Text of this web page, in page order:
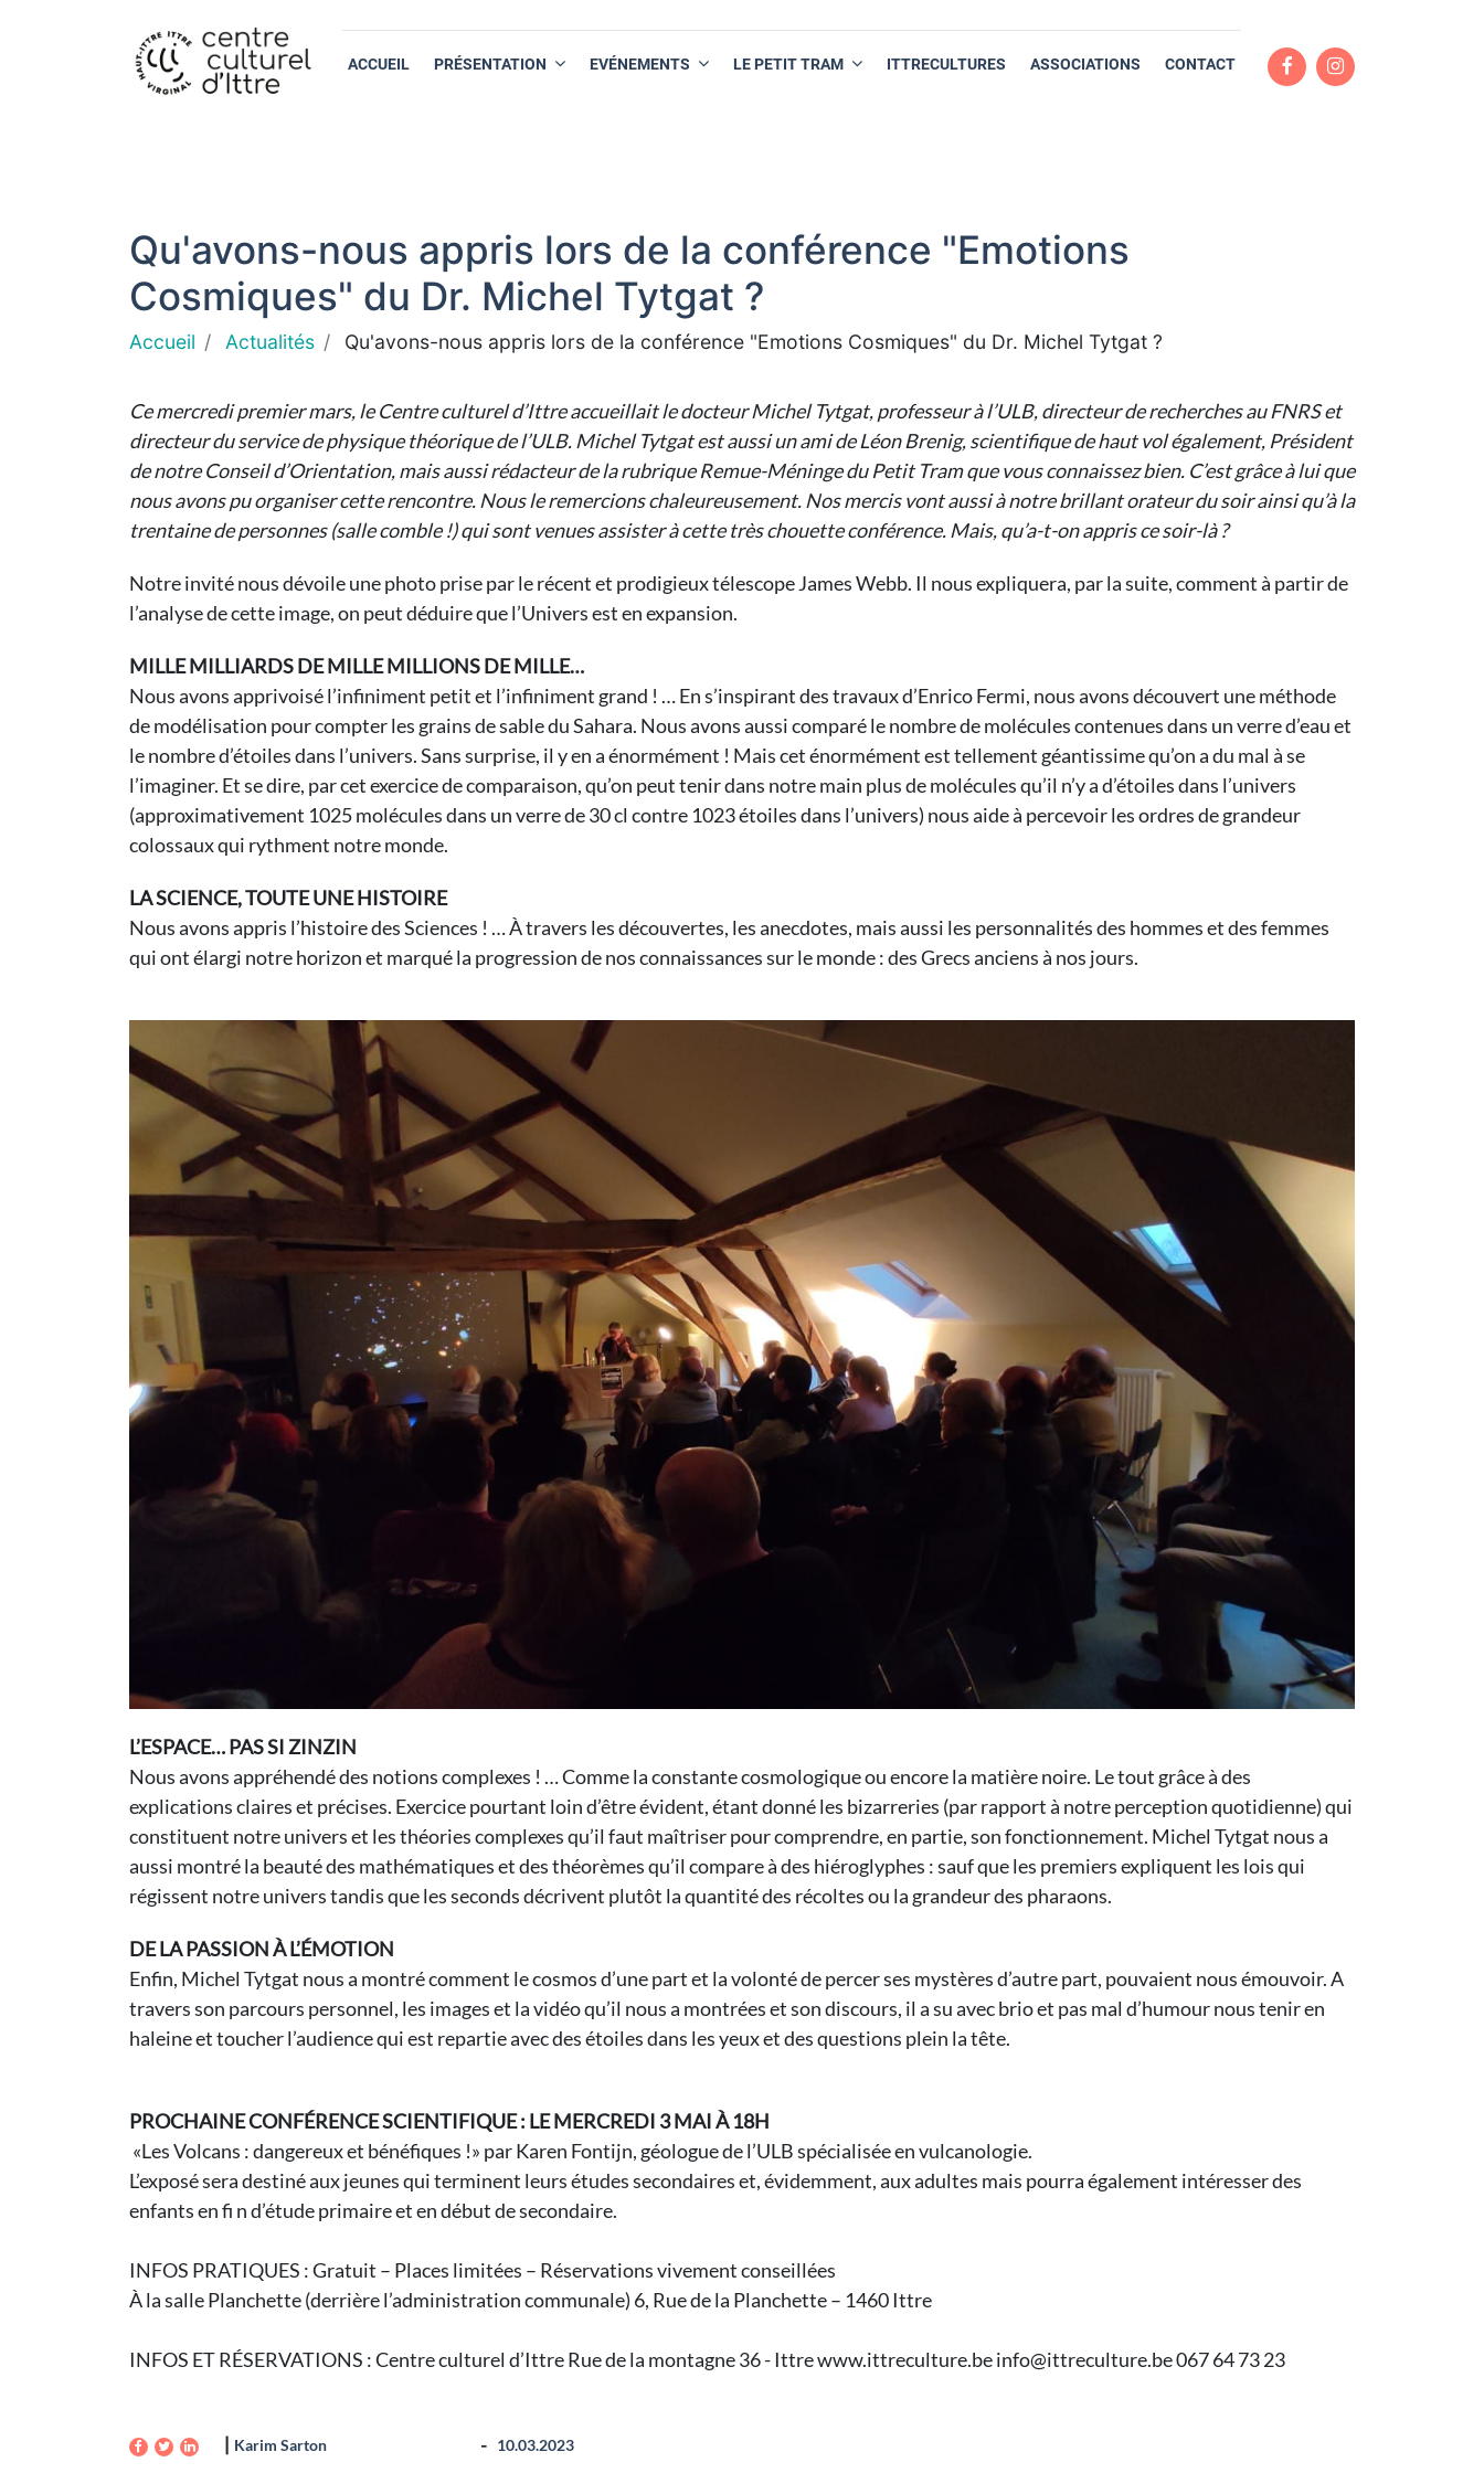
ACCUEIL PRÉSENTATION EVÉNEMENTS LE PETIT TRAM ITTRECULTURES ASSOCIATIONS CONTACT
Qu'avons-nous appris lors de la conférence "Emotions
Cosmiques" du Dr. Michel Tytgat ?
Accueil Actualités Qu'avons-nous appris lors de la conférence "Emotions Cosmiques" du Dr. Michel Tytgat ?
Ce mercredi premier mars, le Centre culturel d’Ittre accueillait le docteur Michel Tytgat, professeur à l’ULB, directeur de recherches au FNRS et
directeur du service de physique théorique de l’ULB. Michel Tytgat est aussi un ami de Léon Brenig, scientifique de haut vol également, Président
de notre Conseil d’Orientation, mais aussi rédacteur de la rubrique Remue-Méninge du Petit Tram que vous connaissez bien. C’est grâce à lui que
nous avons pu organiser cette rencontre. Nous le remercions chaleureusement. Nos mercis vont aussi à notre brillant orateur du soir ainsi qu’à la
trentaine de personnes (salle comble !) qui sont venues assister à cette très chouette conférence. Mais, qu’a-t-on appris ce soir-là ?
Notre invité nous dévoile une photo prise par le récent et prodigieux télescope James Webb. Il nous expliquera, par la suite, comment à partir de
l’analyse de cette image, on peut déduire que l’Univers est en expansion.
MILLE MILLIARDS DE MILLE MILLIONS DE MILLE…
Nous avons apprivoisé l’infiniment petit et l’infiniment grand ! … En s’inspirant des travaux d’Enrico Fermi, nous avons découvert une méthode
de modélisation pour compter les grains de sable du Sahara. Nous avons aussi comparé le nombre de molécules contenues dans un verre d’eau et
le nombre d’étoiles dans l’univers. Sans surprise, il y en a énormément ! Mais cet énormément est tellement géantissime qu’on a du mal à se
l’imaginer. Et se dire, par cet exercice de comparaison, qu’on peut tenir dans notre main plus de molécules qu’il n’y a d’étoiles dans l’univers
(approximativement 1025 molécules dans un verre de 30 cl contre 1023 étoiles dans l’univers) nous aide à percevoir les ordres de grandeur
colossaux qui rythment notre monde.
LA SCIENCE, TOUTE UNE HISTOIRE
Nous avons appris l’histoire des Sciences ! … À travers les découvertes, les anecdotes, mais aussi les personnalités des hommes et des femmes
qui ont élargi notre horizon et marqué la progression de nos connaissances sur le monde : des Grecs anciens à nos jours.
L’ESPACE… PAS SI ZINZIN
Nous avons appréhendé des notions complexes ! … Comme la constante cosmologique ou encore la matière noire. Le tout grâce à des
explications claires et précises. Exercice pourtant loin d’être évident, étant donné les bizarreries (par rapport à notre perception quotidienne) qui
constituent notre univers et les théories complexes qu’il faut maîtriser pour comprendre, en partie, son fonctionnement. Michel Tytgat nous a
aussi montré la beauté des mathématiques et des théorèmes qu’il compare à des hiéroglyphes : sauf que les premiers expliquent les lois qui
régissent notre univers tandis que les seconds décrivent plutôt la quantité des récoltes ou la grandeur des pharaons.
DE LA PASSION À L’ÉMOTION
Enfin, Michel Tytgat nous a montré comment le cosmos d’une part et la volonté de percer ses mystères d’autre part, pouvaient nous émouvoir. A
travers son parcours personnel, les images et la vidéo qu’il nous a montrées et son discours, il a su avec brio et pas mal d’humour nous tenir en
haleine et toucher l’audience qui est repartie avec des étoiles dans les yeux et des questions plein la tête.
PROCHAINE CONFÉRENCE SCIENTIFIQUE : LE MERCREDI 3 MAI À 18H
«Les Volcans : dangereux et bénéfiques !» par Karen Fontijn, géologue de l’ULB spécialisée en vulcanologie.
L’exposé sera destiné aux jeunes qui terminent leurs études secondaires et, évidemment, aux adultes mais pourra également intéresser des
enfants en fi n d’étude primaire et en début de secondaire.
INFOS PRATIQUES : Gratuit – Places limitées – Réservations vivement conseillées
À la salle Planchette (derrière l’administration communale) 6, Rue de la Planchette – 1460 Ittre
INFOS ET RÉSERVATIONS : Centre culturel d’Ittre Rue de la montagne 36 - Ittre www.ittreculture.be info@ittreculture.be 067 64 73 23
Karim Sarton 10.03.2023